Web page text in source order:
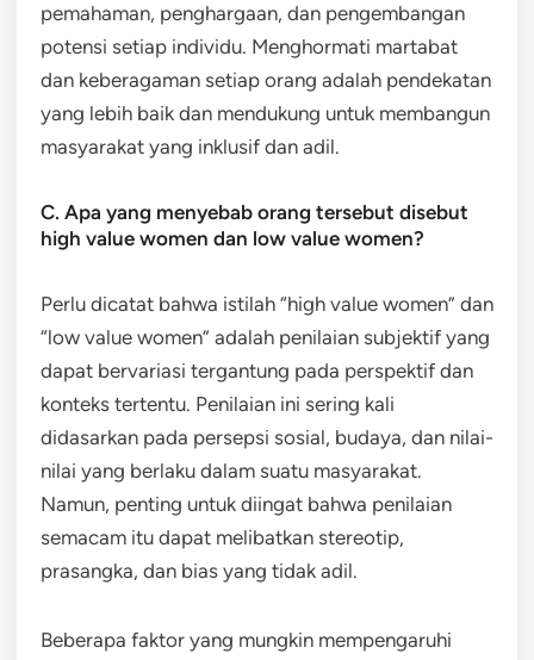
pemahaman, penghargaan, dan pengembangan
potensi setiap individu. Menghormati martabat
dan keberagaman setiap orang adalah pendekatan
yang lebih baik dan mendukung untuk membangun
masyarakat yang inklusif dan adil.
C. Apa yang menyebab orang tersebut disebut
high value women dan low value women?
Perlu dicatat bahwa istilah “high value women” dan
“low value women” adalah penilaian subjektif yang
dapat bervariasi tergantung pada perspektif dan
konteks tertentu. Penilaian ini sering kali
didasarkan pada persepsi sosial, budaya, dan nilai-
nilai yang berlaku dalam suatu masyarakat.
Namun, penting untuk diingat bahwa penilaian
semacam itu dapat melibatkan stereotip,
prasangka, dan bias yang tidak adil.
Beberapa faktor yang mungkin mempengaruhi